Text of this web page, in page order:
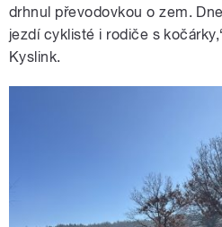
drhnul převodovkou o zem.
jezdí cyklisté i rodiče s
Kyslink.